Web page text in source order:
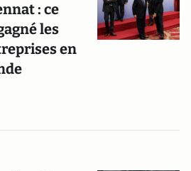
: ce
les
en